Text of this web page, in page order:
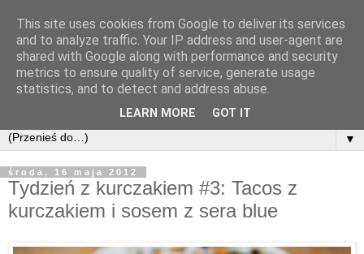
▼
środa, 16 maja 2012
Tydzień z kurczakiem #3: Tacos z
kurczakiem i sosem z sera blue
This site uses cookies from Google to deliver its services
and to analyze traffic. Your IP address and user-agent are
shared with Google along with performance and security
metrics to ensure quality of service, generate usage
statistics, and to detect and address abuse.
LEARN MORE GOT IT